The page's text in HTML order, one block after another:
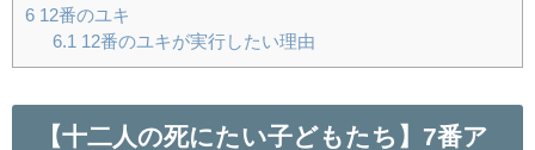
6 12番のユキ
6.1 12番のユキが実行したい理由
【十二人の死にたい子どもたち】7番ア